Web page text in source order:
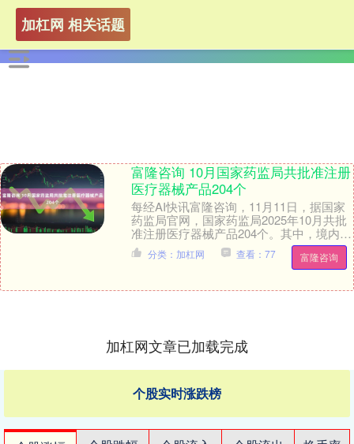
加杠网 相关话题
富隆咨询 10月国家药监局共批准注册
医疗器械产品204个
每经AI快讯富隆咨询，11月11日，据国家
药监局官网，国家药监局2025年10月共批
准注册医疗器械产品204个。其中，境内第
三类医疗器械产品173个，进口第三类....
富隆咨询
分类：加杠网 查看：77
加杠网文章已加载完成
个股实时涨跌榜